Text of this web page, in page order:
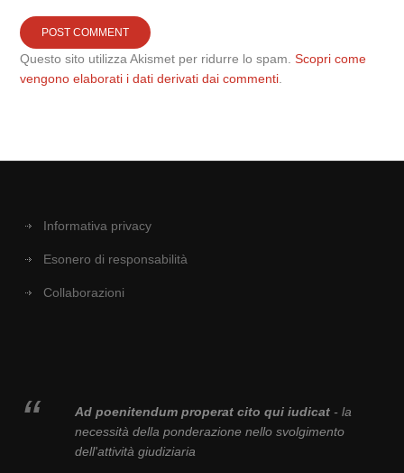
Questo sito utilizza Akismet per ridurre lo spam.Scopri come
vengono elaborati i dati derivati dai commenti
Informativa privacy
Esonero di responsabilità
Collaborazioni
Ad poenitendum properat cito qui iudicat- la
necessità della ponderazione nello svolgimento
dell'attività giudiziaria